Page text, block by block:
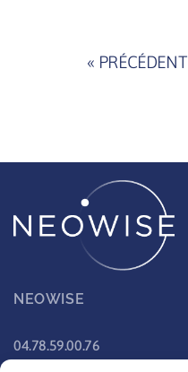
« PRÉCÉDENT
NEOWISE
04.78.59.00.76